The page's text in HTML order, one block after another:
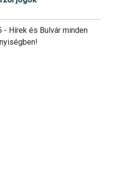
Hírek és Bulvár minden